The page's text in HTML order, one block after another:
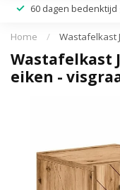
60 dagen bedenktijd
Home / Wastafelkast
Wastafelkast
eiken -